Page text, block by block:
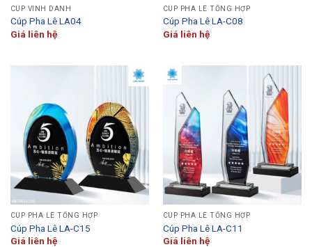
CÚP VINH DANH
Cúp Pha Lê LA04
Giá liên hệ
CÚP PHA LÊ TỔNG HỢP
Cúp Pha Lê LA-C08
Giá liên hệ
CÚP PHA LÊ TỔNG HỢP
Cúp Pha Lê LA-C15
Giá liên hệ
CÚP PHA LÊ TỔNG HỢP
Cúp Pha Lê LA-C11
Giá liên hệ